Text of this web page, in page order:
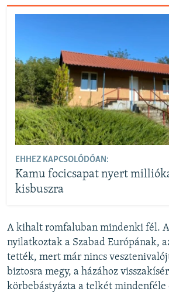
EHHEZ KAPCSOLÓDÓAN:
Kamu focicsapat nyert
kisbuszra
A kihalt romfaluban mindenki fél.
nyilatkoztak a Szabad Európának,
tették, mert már nincs
biztosra megy, a házához
körbebástyázta a telkét mindenféle